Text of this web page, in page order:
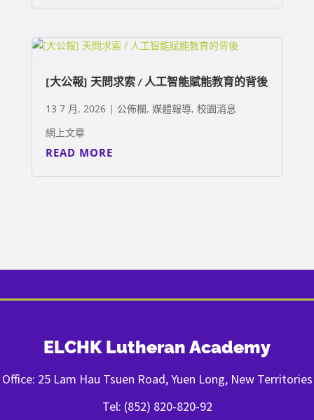
[大公報] 天問求索 / 人工智能賦能教育的背後
13 7 月, 2026| 公佈欄, 媒體報導, 校園消息
網上文章
READ MORE
ELCHK Lutheran Academy
Office: 25 Lam Hau Tsuen Road, Yuen Long, New Territories
Tel: (852) 820-820-92